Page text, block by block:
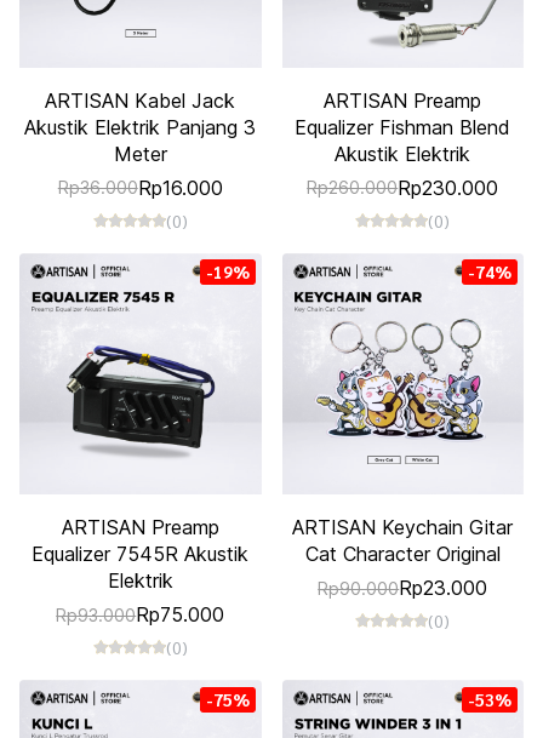
ARTISAN Kabel Jack
Akustik Elektrik Panjang 3
Meter
Rp36.000Rp16.000
(0)
ARTISAN Preamp
Equalizer Fishman Blend
Akustik Elektrik
Rp260.000Rp230.000
(0)
-19%
ARTISAN Preamp
Equalizer 7545R Akustik
Elektrik
Rp93.000Rp75.000
(0)
-74%
ARTISAN Keychain Gitar
Cat Character Original
Rp90.000Rp23.000
(0)
-75% -53%